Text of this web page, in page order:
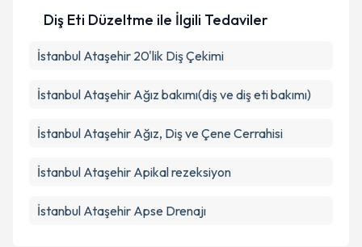
Diş Eti Düzeltme ile İlgili Tedaviler
İstanbul Ataşehir 20'lik Diş Çekimi
İstanbul Ataşehir Ağız bakımı(diş ve diş eti bakımı)
İstanbul Ataşehir Ağız, Diş ve Çene Cerrahisi
İstanbul Ataşehir Apikal rezeksiyon
İstanbul Ataşehir Apse Drenajı